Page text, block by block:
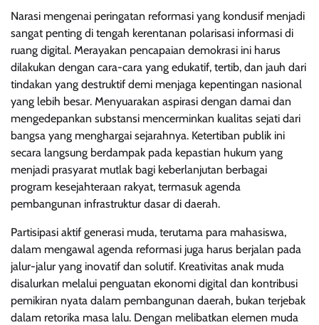
Narasi mengenai peringatan reformasi yang kondusif menjadi
sangat penting di tengah kerentanan polarisasi informasi di
ruang digital. Merayakan pencapaian demokrasi ini harus
dilakukan dengan cara-cara yang edukatif, tertib, dan jauh dari
tindakan yang destruktif demi menjaga kepentingan nasional
yang lebih besar. Menyuarakan aspirasi dengan damai dan
mengedepankan substansi mencerminkan kualitas sejati dari
bangsa yang menghargai sejarahnya. Ketertiban publik ini
secara langsung berdampak pada kepastian hukum yang
menjadi prasyarat mutlak bagi keberlanjutan berbagai
program kesejahteraan rakyat, termasuk agenda
pembangunan infrastruktur dasar di daerah.
Partisipasi aktif generasi muda, terutama para mahasiswa,
dalam mengawal agenda reformasi juga harus berjalan pada
jalur-jalur yang inovatif dan solutif. Kreativitas anak muda
disalurkan melalui penguatan ekonomi digital dan kontribusi
pemikiran nyata dalam pembangunan daerah, bukan terjebak
dalam retorika masa lalu. Dengan melibatkan elemen muda